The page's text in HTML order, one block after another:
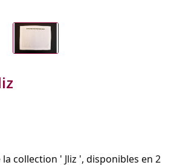
collection ' Jliz ', disponibles en 2